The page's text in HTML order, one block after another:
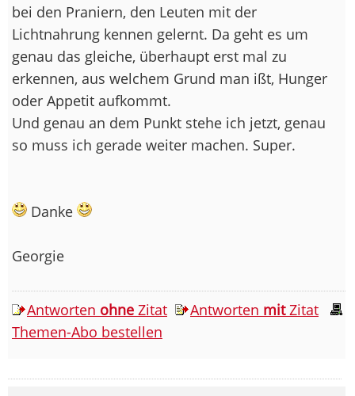
bei den Praniern, den Leuten mit der
Lichtnahrung kennen gelernt. Da geht es um
genau das gleiche, überhaupt erst mal zu
erkennen, aus welchem Grund man ißt, Hunger
oder Appetit aufkommt.
Und genau an dem Punkt stehe ich jetzt, genau
so muss ich gerade weiter machen. Super.
Danke
Georgie
Antworten ohne Zitat Antworten mitZitat
Themen-Abo bestellen